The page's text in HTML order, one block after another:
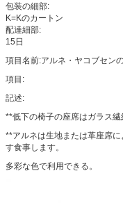
包装の細部:
K=Kのカートン
配達細部:
15日
項目名前:アルネ・ヤコブセン
項目:
記述:
**低下の椅子の座席はガラス繊
**アルネは生地または革座席
す食事します。
多彩な色で利用できる。